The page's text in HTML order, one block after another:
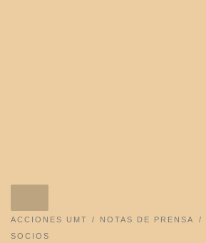
ACCIONES UMT NOTAS DE PRENSA
SOCIOS